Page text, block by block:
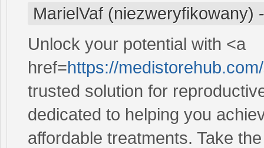
MarielVaf (niezweryfikowany)
Unlock your potential with <a
href=https://
trusted solution for
dedicated to helping you
affordable treatments. Take